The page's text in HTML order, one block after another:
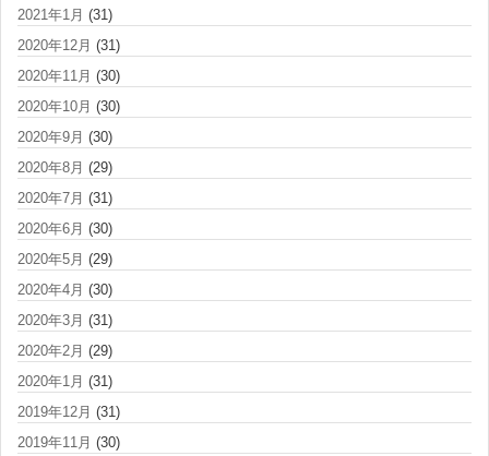
2021年1月 (31)
2020年12月 (31)
2020年11月 (30)
2020年10月 (30)
2020年9月 (30)
2020年8月 (29)
2020年7月 (31)
2020年6月 (30)
2020年5月 (29)
2020年4月 (30)
2020年3月 (31)
2020年2月 (29)
2020年1月 (31)
2019年12月 (31)
2019年11月 (30)